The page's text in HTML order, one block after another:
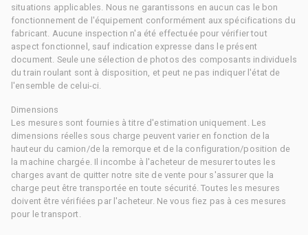
situations applicables. Nous ne garantissons en aucun cas le bon
fonctionnement de l'équipement conformément aux spécifications du
fabricant. Aucune inspection n'a été effectuée pour vérifier tout
aspect fonctionnel, sauf indication expresse dans le présent
document. Seule une sélection de photos des composants individuels
du train roulant sont à disposition, et peut ne pas indiquer l'état de
l'ensemble de celui-ci.
Dimensions
Les mesures sont fournies à titre d'estimation uniquement. Les
dimensions réelles sous charge peuvent varier en fonction de la
hauteur du camion/de la remorque et de la configuration/position de
la machine chargée. Il incombe à l'acheteur de mesurer toutes les
charges avant de quitter notre site de vente pour s'assurer que la
charge peut être transportée en toute sécurité. Toutes les mesures
doivent être vérifiées par l'acheteur. Ne vous fiez pas à ces mesures
pour le transport.